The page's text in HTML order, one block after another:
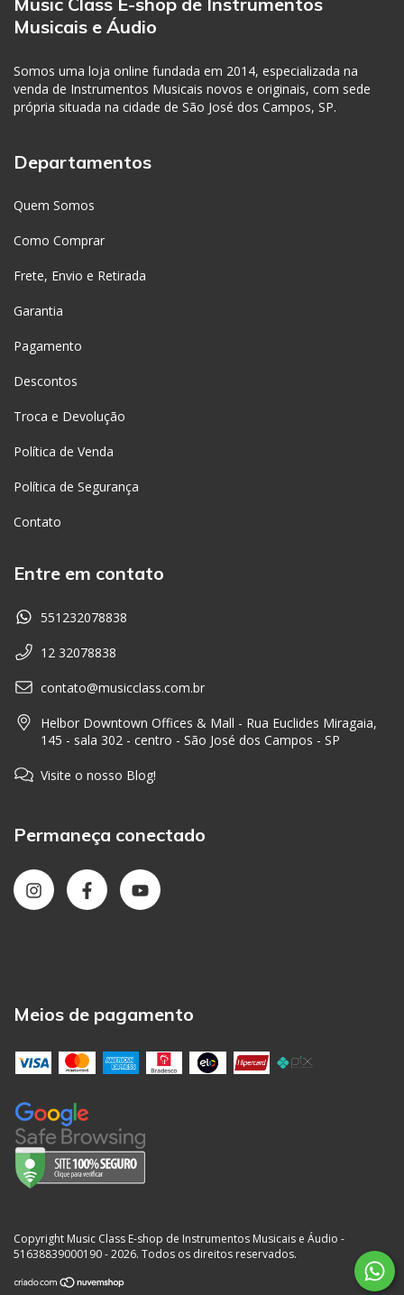
Musicais e Áudio
Somos uma loja online fundada em 2014, especializada na
venda de Instrumentos Musicais novos e originais, com sede
própria situada na cidade de São José dos Campos, SP.
Departamentos
Quem Somos
Como Comprar
Frete, Envio e Retirada
Garantia
Pagamento
Descontos
Troca e Devolução
Política de Venda
Política de Segurança
Contato
Entre em contato
551232078838
12 32078838
contato@musicclass.com.br
Helbor Downtown Offices & Mall - Rua Euclides Miragaia,
145 - sala 302 - centro - São José dos Campos - SP
Visite o nosso Blog!
Permaneça conectado
Meios de pagamento
Copyright Music Class E-shop de Instrumentos Musicais e Áudio -
51638839000190 - 2026. Todos os direitos reservados.